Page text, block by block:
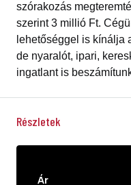
szórakozás
szerint 3 millió Ft.
lehetőséggel is kínálja
de nyaralót, ipari,
ingatlant is
Részletek
Ár